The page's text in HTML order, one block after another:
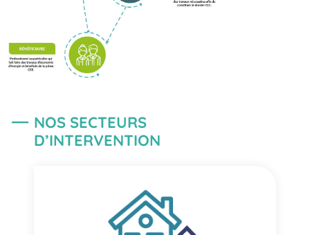
NOS SECTEURS
D’INTERVENTION